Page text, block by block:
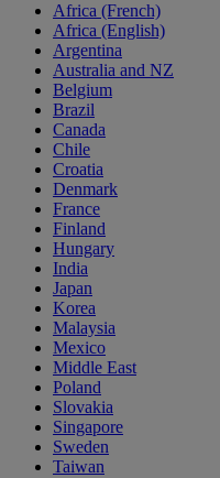
Africa (French)
Africa (English)
Argentina
Australia and NZ
Belgium
Brazil
Canada
Chile
Croatia
Denmark
France
Finland
Hungary
India
Japan
Korea
Malaysia
Mexico
Middle East
Poland
Slovakia
Singapore
Sweden
Taiwan